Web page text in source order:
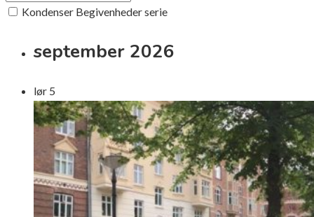
Kondenser Begivenheder serie
september 2026
lør 5